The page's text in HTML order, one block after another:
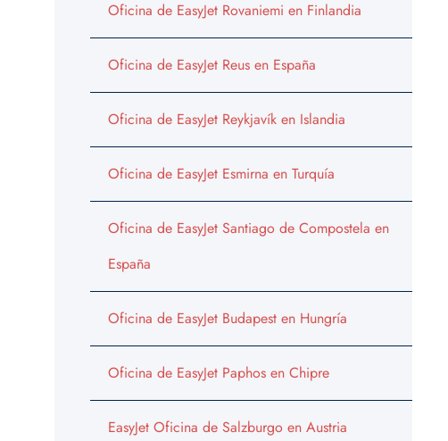
Oficina de EasyJet Rovaniemi en Finlandia
Oficina de EasyJet Reus en España
Oficina de EasyJet Reykjavík en Islandia
Oficina de EasyJet Esmirna en Turquía
Oficina de EasyJet Santiago de Compostela en
España
Oficina de EasyJet Budapest en Hungría
Oficina de EasyJet Paphos en Chipre
EasyJet Oficina de Salzburgo en Austria